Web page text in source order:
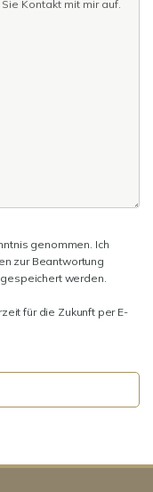
genommen. Ich
zur Beantwortung
werden.
für die Zukunft per E-